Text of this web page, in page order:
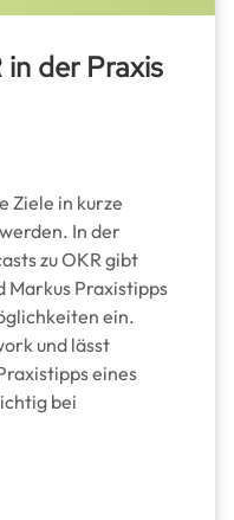
der Praxis
Ziele in kurze
In der
zu OKR gibt
Markus Praxistipps
ein.
und lässt
eines
bei